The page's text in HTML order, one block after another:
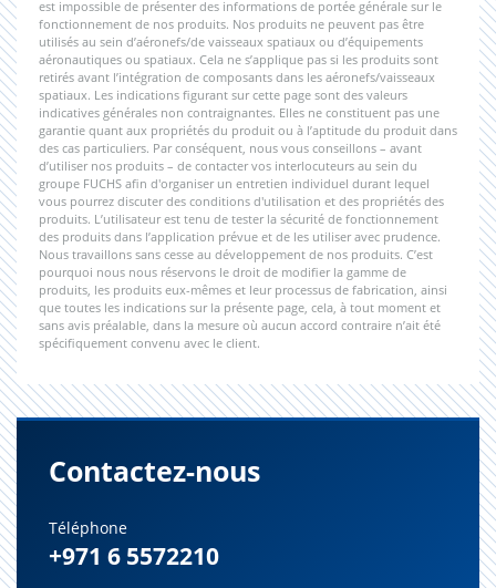
est impossible de présenter des informations de portée générale sur le
fonctionnement de nos produits. Nos produits ne peuvent pas être
utilisés au sein d’aéronefs/de vaisseaux spatiaux ou d’équipements
aéronautiques ou spatiaux. Cela ne s’applique pas si les produits sont
retirés avant l’intégration de composants dans les aéronefs/vaisseaux
spatiaux. Les indications figurant sur cette page sont des valeurs
indicatives générales non contraignantes. Elles ne constituent pas une
garantie quant aux propriétés du produit ou à l’aptitude du produit dans
des cas particuliers. Par conséquent, nous vous conseillons – avant
d’utiliser nos produits – de contacter vos interlocuteurs au sein du
groupe FUCHS afin d'organiser un entretien individuel durant lequel
vous pourrez discuter des conditions d'utilisation et des propriétés des
produits. L’utilisateur est tenu de tester la sécurité de fonctionnement
des produits dans l’application prévue et de les utiliser avec prudence.
Nous travaillons sans cesse au développement de nos produits. C’est
pourquoi nous nous réservons le droit de modifier la gamme de
produits, les produits eux-mêmes et leur processus de fabrication, ainsi
que toutes les indications sur la présente page, cela, à tout moment et
sans avis préalable, dans la mesure où aucun accord contraire n’ait été
spécifiquement convenu avec le client.
Contactez-nous
Téléphone
+971 6 5572210